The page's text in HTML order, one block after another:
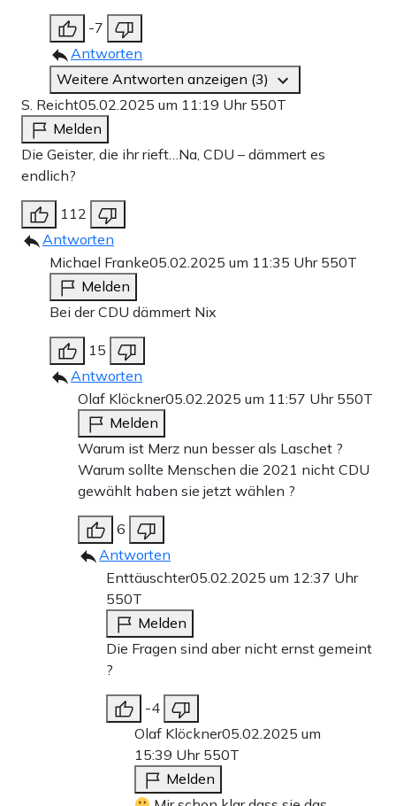
-7
Antworten
Weitere Antworten anzeigen (3)
S. Reicht05.02.2025 um 11:19 Uhr 550T
Melden
Die Geister, die ihr rieft…Na, CDU – dämmert es
endlich?
112
Antworten
Michael Franke05.02.2025 um 11:35 Uhr 550T
Melden
Bei der CDU dämmert Nix
15
Antworten
Olaf Klöckner05.02.2025 um 11:57 Uhr 550T
Melden
Warum ist Merz nun besser als Laschet ?
Warum sollte Menschen die 2021 nicht CDU
gewählt haben sie jetzt wählen ?
6
Antworten
Enttäuschter05.02.2025 um 12:37 Uhr
550T
Melden
Die Fragen sind aber nicht ernst gemeint
?
-4
Olaf Klöckner05.02.2025 um
15:39 Uhr 550T
Melden